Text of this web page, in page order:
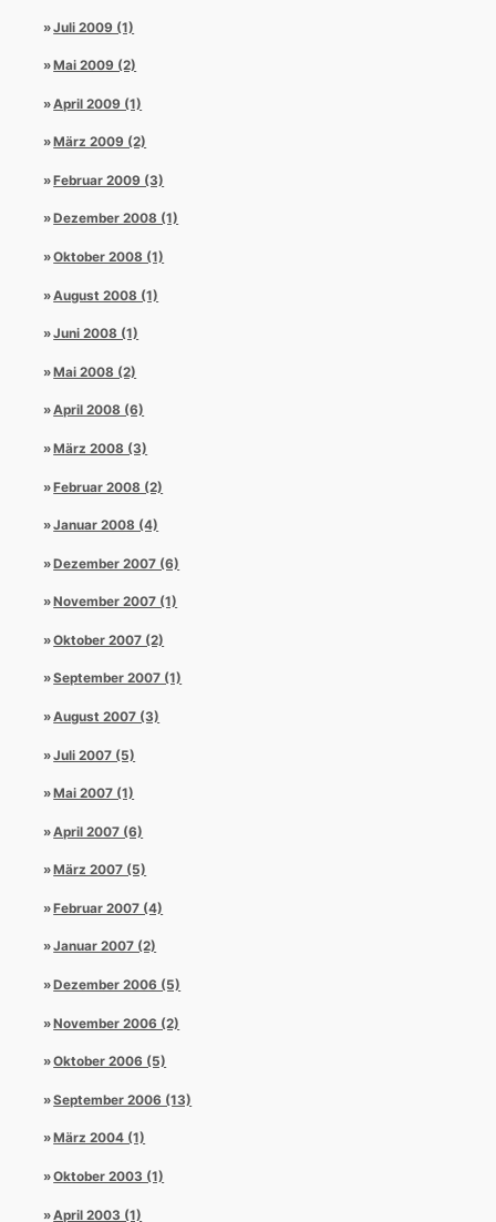
Juli 2009 (1)
Mai 2009 (2)
April 2009 (1)
März 2009 (2)
Februar 2009 (3)
Dezember 2008 (1)
Oktober 2008 (1)
August 2008 (1)
Juni 2008 (1)
Mai 2008 (2)
April 2008 (6)
März 2008 (3)
Februar 2008 (2)
Januar 2008 (4)
Dezember 2007 (6)
November 2007 (1)
Oktober 2007 (2)
September 2007 (1)
August 2007 (3)
Juli 2007 (5)
Mai 2007 (1)
April 2007 (6)
März 2007 (5)
Februar 2007 (4)
Januar 2007 (2)
Dezember 2006 (5)
November 2006 (2)
Oktober 2006 (5)
September 2006 (13)
März 2004 (1)
Oktober 2003 (1)
April 2003 (1)